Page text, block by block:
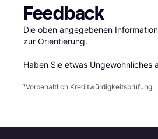
Feedback
Die oben angegebenen
zur Orientierung.
Haben Sie etwas
¹Vorbehaltlich Kreditwürdigkeitsprüfung.